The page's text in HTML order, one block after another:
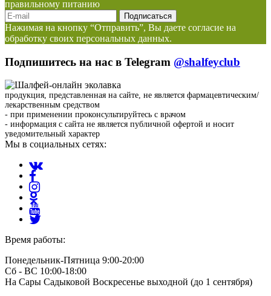
правильному питанию
Нажимая на кнопку “Отправить”, Вы даете согласие на
обработку своих персональных данных.
Подпишитесь на нас в Telegram @shalfeyclub
продукция, представленная на сайте, не является фармацевтическим/
лекарственным средством
- при применении проконсультируйтесь с врачом
- информация с сайта не является публичной офертой и носит
уведомительный характер
Мы в социальных сетях:
Время работы:
Понедельник-Пятница 9:00-20:00
Сб - ВС 10:00-18:00
На Сары Садыковой Воскресенье выходной (до 1 сентября)